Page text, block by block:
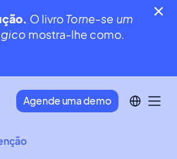
O livroTorne-se um
mostra-lhe como.
Agende uma demo